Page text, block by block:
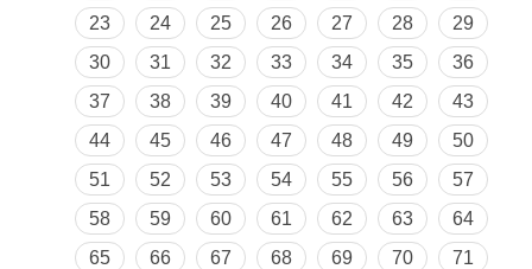
23
24 25 26 27 28
29
30
31 32 33 34 35
36
37
38 39 40 41 42
43
44
45 46 47 48 49
50
51
52 53 54 55 56
57
58
59 60 61 62 63
64
65
66 67 68 69 70
71